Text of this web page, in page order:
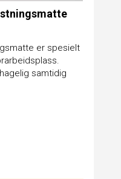
er spesielt
samtidig